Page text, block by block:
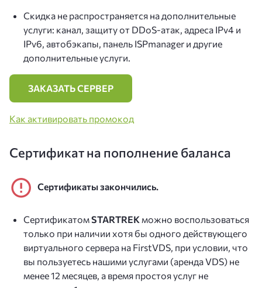
Скидка не распространяется на дополнительные
услуги: канал, защиту от DDoS-атак, адреса IPv4 и
IPv6, автобэкапы, панель ISPmanager и другие
дополнительные услуги.
ЗАКАЗАТЬ СЕРВЕР
Как активировать промокод
Сертификат на пополнение баланса
Сертификаты закончились.
СертификатомSTARTREK можно воспользоваться
только при наличии хотя бы одного действующего
виртуального сервера на FirstVDS, при условии, что
вы пользуетесь нашими услугами (аренда VDS) не
менее 12 месяцев, а время простоя услуг не